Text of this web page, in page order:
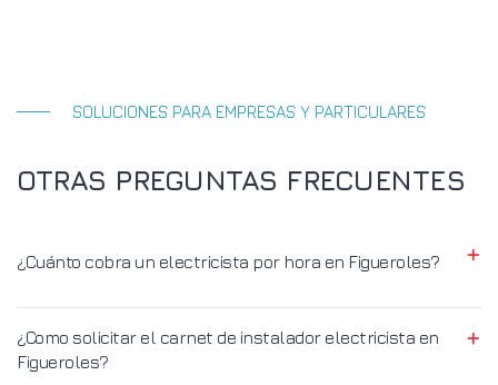
SOLUCIONES PARA EMPRESAS Y PARTICULARES
OTRAS PREGUNTAS FRECUENTES
¿Cuánto cobra un electricista por hora en Figueroles?
¿Como solicitar el carnet de instalador electricista en
Figueroles?